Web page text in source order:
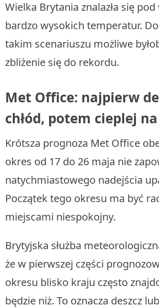
Wielka Brytania znalazła się pod
bardzo wysokich temperatur.
takim scenariuszu możliwe
zbliżenie się do rekordu.
Met Office: najpierw
chłód, potem cieplej
Krótsza prognoza Met Office
okres od 17 do 26 maja nie
natychmiastowego nadejścia
Początek tego okresu ma być
miejscami niespokojny.
Brytyjska służba
że w pierwszej części
okresu blisko kraju często
będzie niż. To oznacza deszcz